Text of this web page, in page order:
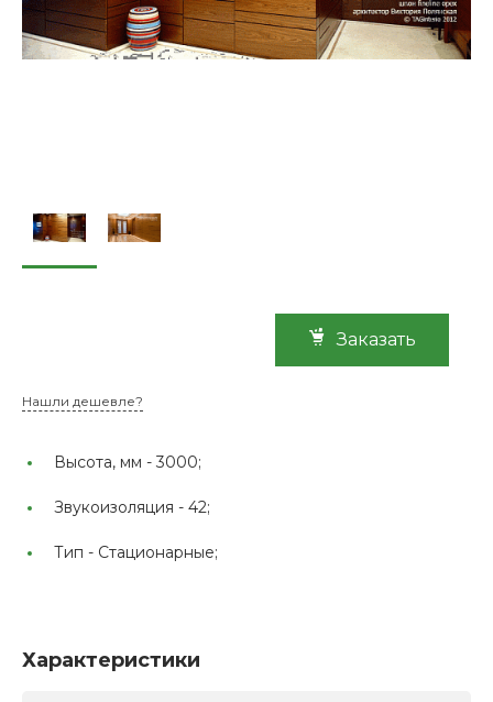
Заказать
Нашли дешевле?
Высота, мм - 3000;
Звукоизоляция - 42;
Тип - Стационарные;
Характеристики